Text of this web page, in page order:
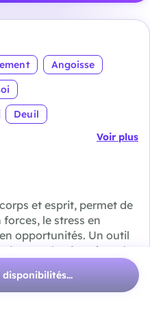
Angoisse
Deuil
Voir plus
et esprit, permet de
le stress en
opportunités. Un outil
sur les émotions, les
Voir plus